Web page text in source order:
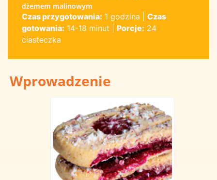
dżemem malinowym
Czas przygotowania: 1 godzina
Czas
gotowania: 14-18 minut Porcje: 24
ciasteczka
Wprowadzenie